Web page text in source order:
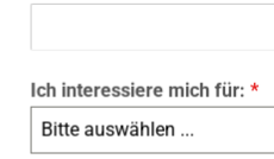
Ich interessiere mich für: *
Bitte auswählen ...